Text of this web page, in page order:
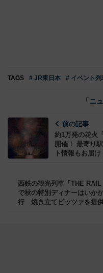
TAGS # JR東日本 # イベント
「ニ
前の記事
約1万発の花火
開催！ 最寄り
ト情報もお届
西鉄の観光列車「THE RAIL
で秋の特別ディナーはいか
行 焼き立てピッツァを提